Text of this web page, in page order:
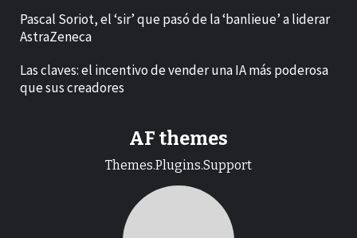
Pascal Soriot, el ‘sir’ que pasó de la ‘banlieue’ a liderar
AstraZeneca
Las claves: el incentivo de vender una IA más poderosa
que sus creadores
AF themes
Themes.Plugins.Support